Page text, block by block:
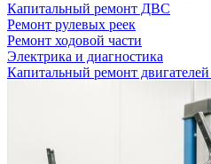
Капитальный ремонт ДВС
Ремонт рулевых реек
Ремонт ходовой части
Электрика и диагностика
Капитальный ремонт